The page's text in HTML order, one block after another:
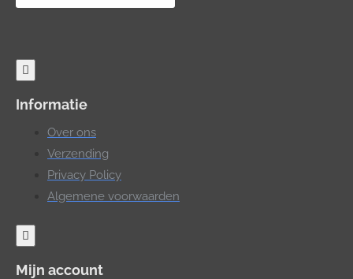
Informatie
Over ons
Verzending
Privacy Policy
Algemene voorwaarden
Mijn account